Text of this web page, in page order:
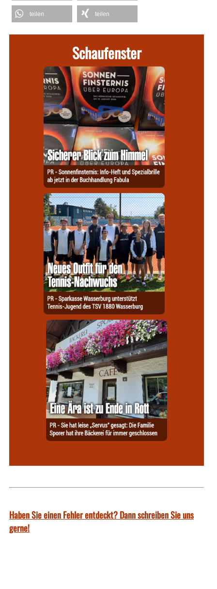
teilen teilen
Schaufenster
Haben Sie einen Fehler entdeckt? Dann schreiben Sie uns
gerne!